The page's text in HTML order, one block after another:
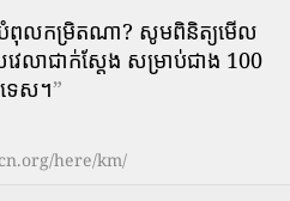
បំពុល​កម្រិត​ណា? សូមពិនិត្យមើល
លាជាក់ស្តែង សម្រាប់ជាង 100
េស។”
here/km/